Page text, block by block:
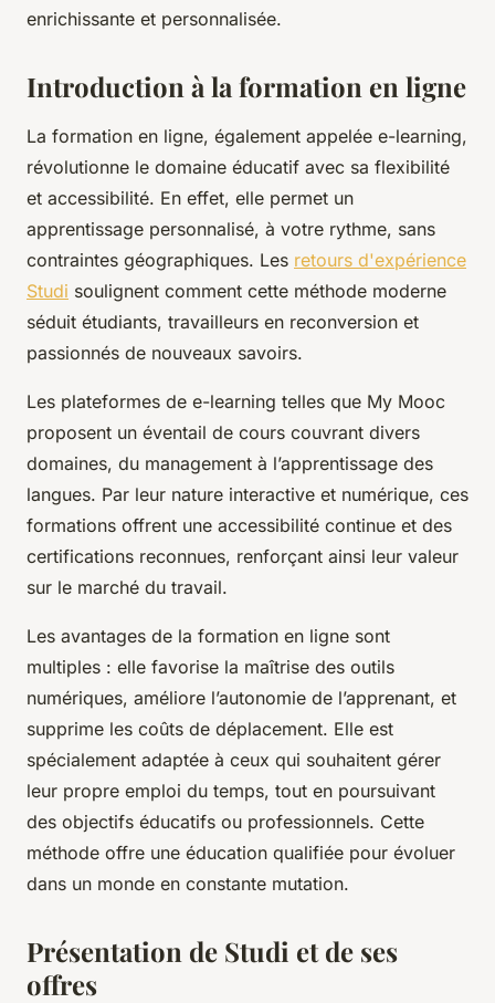
enrichissante et personnalisée.
Introduction à la formation en ligne
La formation en ligne, également appelée e-learning,
révolutionne le domaine éducatif avec sa flexibilité
et accessibilité. En effet, elle permet un
apprentissage personnalisé, à votre rythme, sans
contraintes géographiques. Les retours d'expérience
Studi soulignent comment cette méthode moderne
séduit étudiants, travailleurs en reconversion et
passionnés de nouveaux savoirs.
Les plateformes de e-learning telles que My Mooc
proposent un éventail de cours couvrant divers
domaines, du management à l’apprentissage des
langues. Par leur nature interactive et numérique, ces
formations offrent une accessibilité continue et des
certifications reconnues, renforçant ainsi leur valeur
sur le marché du travail.
Les avantages de la formation en ligne sont
multiples : elle favorise la maîtrise des outils
numériques, améliore l’autonomie de l’apprenant, et
supprime les coûts de déplacement. Elle est
spécialement adaptée à ceux qui souhaitent gérer
leur propre emploi du temps, tout en poursuivant
des objectifs éducatifs ou professionnels. Cette
méthode offre une éducation qualifiée pour évoluer
dans un monde en constante mutation.
Présentation de Studi et de ses
offres